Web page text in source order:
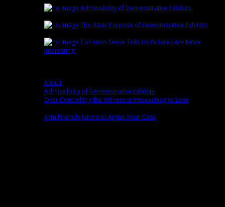
Admissibility of Demonstrative Exhibits
The Basic Purpose of Demonstrative Exhibits
Common Sense Tells Us Pictures Are More
Interesting
About
Admissibility of Demonstrative Exhibits
Over Controlling the Witness is Impeaching to Lose
Arm Friendly Jurors to Argue Your Case